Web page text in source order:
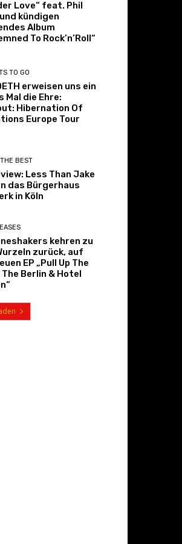
Love“ feat. Phil
kündigen
Album
To Rock’n’Roll“
TO GO
erweisen uns ein
Mal die Ehre:
Hibernation Of
Europe Tour
BEST
Less Than Jake
das Bürgerhaus
in Köln
kehren zu
zurück, auf
EP „Pull Up The
Berlin & Hotel